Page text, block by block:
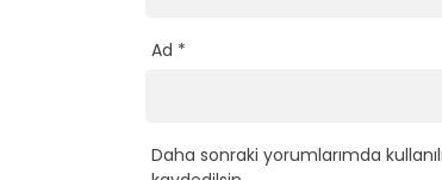
Ad *
Daha sonraki yorumlarımda